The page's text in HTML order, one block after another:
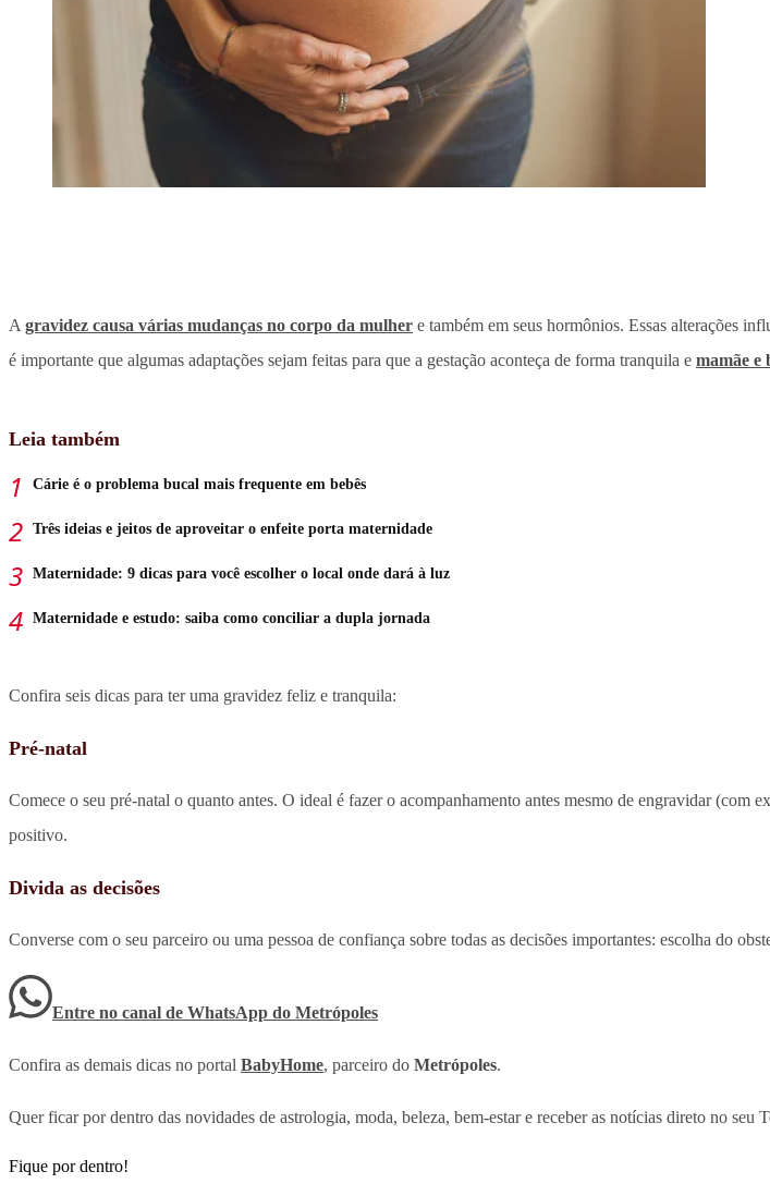
A gravidez causa várias mudanças no corpo da mulher e também em seus hormônios. Essas alterações
é importante que algumas adaptações sejam feitas para que a gestação aconteça de forma tranquila e mamãe e
Leia também
Cárie é o problema bucal mais frequente em bebês
Três ideias e jeitos de aproveitar o enfeite porta maternidade
Maternidade: 9 dicas para você escolher o local onde dará à luz
Maternidade e estudo: saiba como conciliar a dupla jornada
Confira seis dicas para ter uma gravidez feliz e tranquila:
Pré-natal
Comece o seu pré-natal o quanto antes. O ideal é fazer o acompanhamento antes mesmo de engravidar
positivo.
Divida as decisões
Converse com o seu parceiro ou uma pessoa de confiança sobre todas as decisões importantes: escolha do
Entre no canal de WhatsApp do Metrópoles
Confira as demais dicas no portal BabyHome, parceiro do Metrópoles.
Quer ficar por dentro das novidades de astrologia, moda, beleza, bem-estar e receber as notícias direto no seu
Fique por dentro!